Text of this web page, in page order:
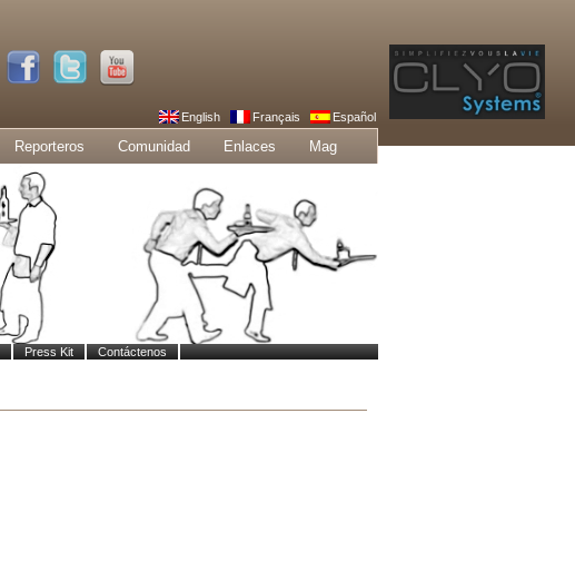
Reporteros Comunidad Enlaces Mag
Press Kit Contáctenos
English Français Español